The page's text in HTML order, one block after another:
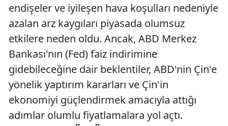
endişeler ve iyileşen hava koşulları nedeniyle
azalan arz kaygıları piyasada olumsuz
etkilere neden oldu. Ancak, ABD Merkez
Bankası'nın (Fed) faiz indirimine
gidebileceğine dair beklentiler, ABD'nin Çin'e
yönelik yaptırım kararları ve Çin'in
ekonomiyi güçlendirmek amacıyla attığı
adımlar olumlu fiyatlamalara yol açtı.